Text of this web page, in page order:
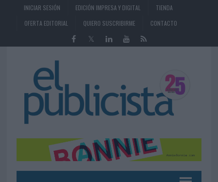
INICIAR SESIÓN EDICIÓN IMPRESA Y DIGITAL
TIENDA
OFERTA EDITORIAL
QUIERO SUSCRIBIRME CONTACTO